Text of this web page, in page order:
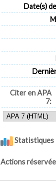
Date(s)
Citer en APA
7:
Statistiques
Actions